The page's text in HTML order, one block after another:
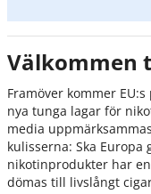
Välkommen
Framöver kommer
nya tunga lagar för
media
kulisserna: Ska
nikotinprodukter har
dömas till livslångt